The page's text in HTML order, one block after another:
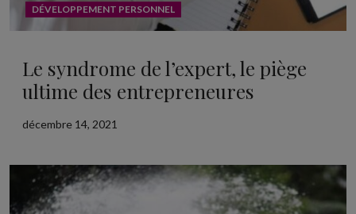
DÉVELOPPEMENT PERSONNEL
Le syndrome de l’expert, le piège
ultime des entrepreneures
décembre 14, 2021